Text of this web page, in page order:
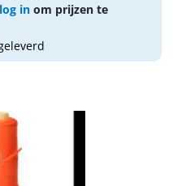
log in om prijzen te